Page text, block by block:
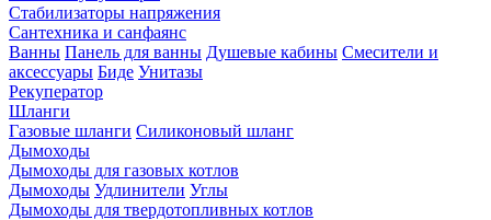
Стабилизаторы напряжения
Сантехника и санфаянс
Ванны Панель для ванны Душевые кабины Смесители и
аксессуары Биде Унитазы
Рекуператор
Шланги
Газовые шланги Силиконовый шланг
Дымоходы
Дымоходы для газовых котлов
Дымоходы Удлинители Углы
Дымоходы для твердотопливных котлов